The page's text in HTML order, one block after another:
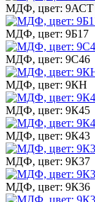
МДФ, цвет: 9АСТ
МДФ, цвет: 9Б17
МДФ, цвет: 9С46
МДФ, цвет: 9КН
МДФ, цвет: 9К45
МДФ, цвет: 9К43
МДФ, цвет: 9К37
МДФ, цвет: 9К36
Если вы не
настройте